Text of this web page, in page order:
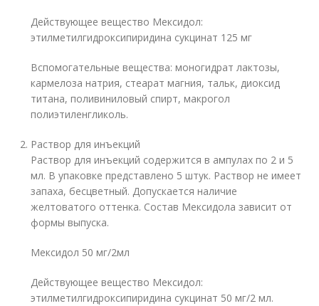
Действующее вещество Мексидол:
этилметилгидроксипиридина сукцинат 125 мг
Вспомогательные вещества: моногидрат лактозы,
кармелоза натрия, стеарат магния, тальк, диоксид
титана, поливиниловый спирт, макрогол
полиэтиленгликоль.
Раствор для инъекций
Раствор для инъекций содержится в ампулах по 2 и 5
мл. В упаковке представлено 5 штук. Раствор не имеет
запаха, бесцветный. Допускается наличие
желтоватого оттенка. Состав Мексидола зависит от
формы выпуска.
Мексидол 50 мг/2мл
Действующее вещество Мексидол:
этилметилгидроксипиридина сукцинат 50 мг/2 мл.